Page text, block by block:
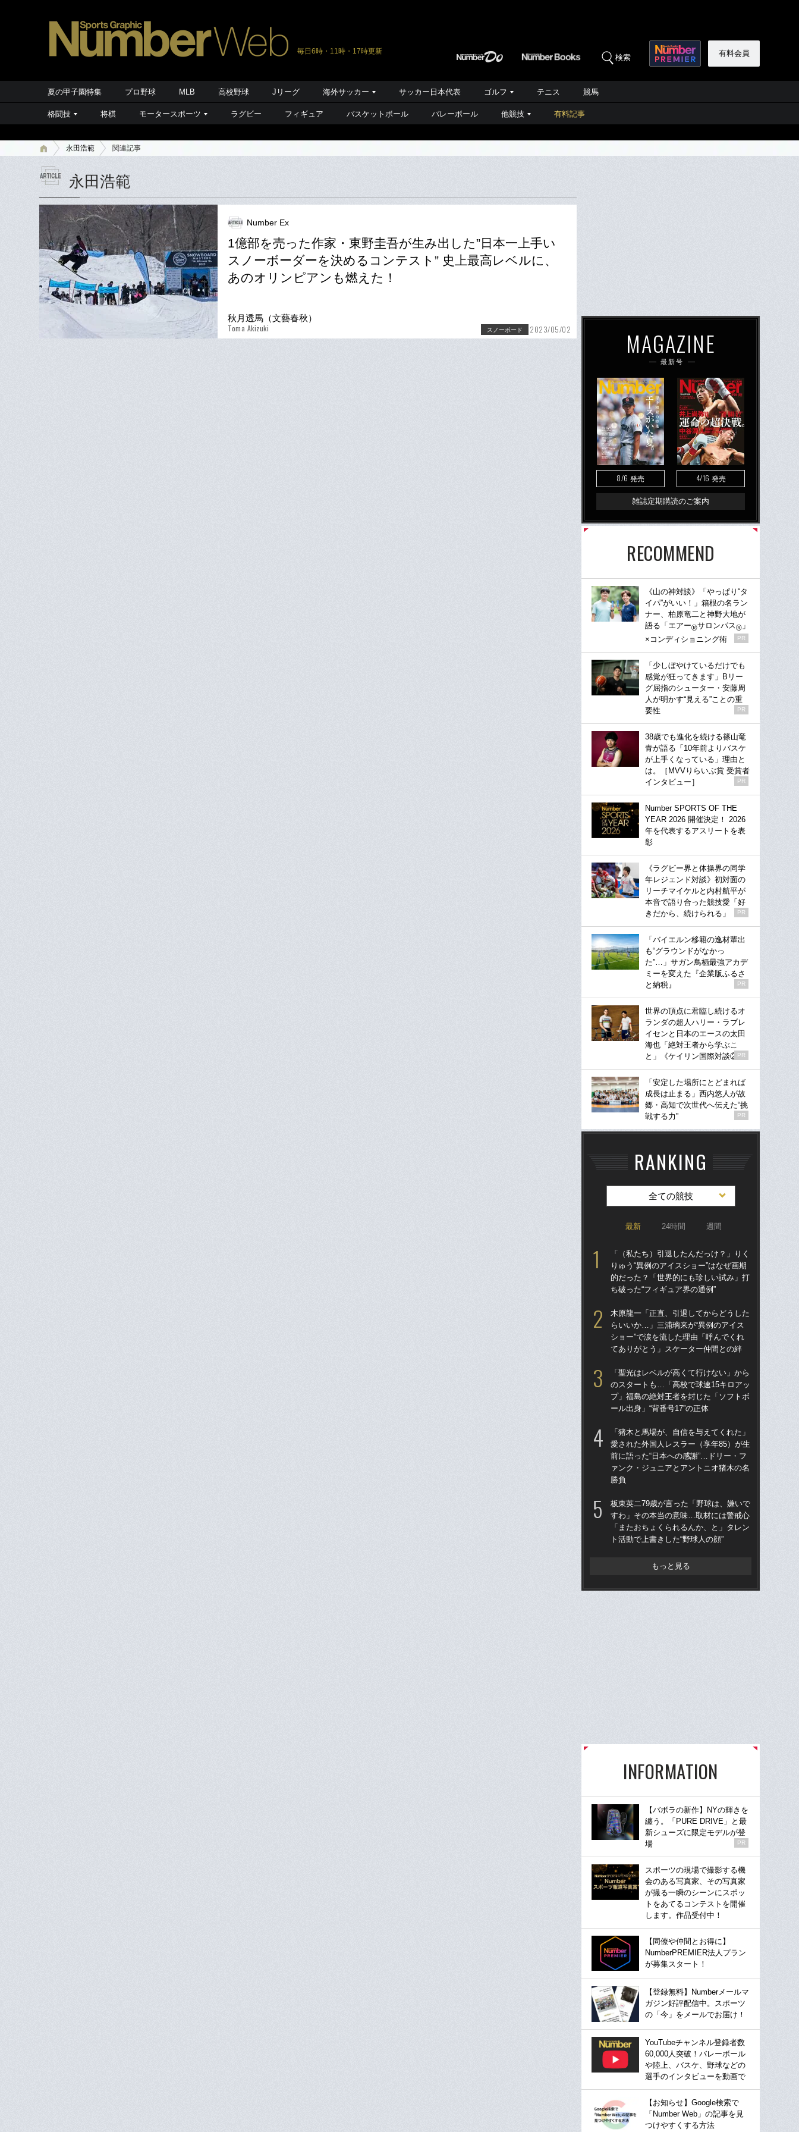
毎日6時・11時・17時更新
検索 有料会員
夏の甲子園特集 プロ野球 MLB 高校野球 Jリーグ 海外サッカー サッカー日本代表 ゴルフ テニス 競馬
格闘技 将棋 モータースポーツ ラグビー フィギュア バスケットボール バレーボール 他競技 有料記事
永田浩範 関連記事
永田浩範
Number Ex
1億部を売った作家・東野圭吾が生み出した”日本一上手い
スノーボーダーを決めるコンテスト” 史上最高レベルに、
あのオリンピアンも燃えた！
秋月透馬（文藝春秋）
Toma Akizuki スノーボード 2023/05/02 MAGAZINE
最新号
8/6 発売 4/16 発売
雑誌定期購読のご案内
RECOMMEND
《山の神対談》「やっぱり“タ
イパ”がいい！」箱根の名ラン
ナー、柏原竜二と神野大地が
語る「エアー®サロンパス® 」
×コンディショニング術
PR
「少しぼやけているだけでも
感覚が狂ってきます」Bリー
グ屈指のシューター・安藤周
人が明かす“見える”ことの重
要性
PR
38歳でも進化を続ける篠山竜
青が語る「10年前よりバスケ
が上手くなっている」理由と
は。［MVVりらいぶ賞 受賞者
インタビュー］
PR
Number SPORTS OF THE
YEAR 2026 開催決定！ 2026
年を代表するアスリートを表
彰
《ラグビー界と体操界の同学
年レジェンド対談》初対面の
リーチマイケルと内村航平が
本音で語り合った競技愛「好
きだから、続けられる」
PR
「バイエルン移籍の逸材輩出
も“グラウンドがなかっ
た”…」サガン鳥栖最強アカデ
ミーを変えた『企業版ふるさ
と納税』
PR
世界の頂点に君臨し続けるオ
ランダの超人ハリー・ラブレ
イセンと日本のエースの太田
海也「絶対王者から学ぶこ
と」《ケイリン国際対談②》
PR
「安定した場所にとどまれば
成長は止まる」西内悠人が故
郷・高知で次世代へ伝えた“挑
戦する力”
PR
RANKING
全ての競技
最新 24時間 週間
「（私たち）引退したんだっけ？」りく
りゅう“異例のアイスショー”はなぜ画期
的だった？「世界的にも珍しい試み」打
ち破った“フィギュア界の通例”
木原龍一「正直、引退してからどうした
らいいか…」三浦璃来が“異例のアイス
ショー”で涙を流した理由「呼んでくれ
てありがとう」スケーター仲間との絆
「聖光はレベルが高くて行けない」から
のスタートも…「高校で球速15キロアッ
プ」福島の絶対王者を封じた「ソフトボ
ール出身」“背番号17”の正体
「猪木と馬場が、自信を与えてくれた」
愛された外国人レスラー（享年85）が生
前に語った“日本への感謝”…ドリー・フ
ァンク・ジュニアとアントニオ猪木の名
勝負
板東英二79歳が言った「野球は、嫌いで
すわ」その本当の意味…取材には警戒心
「またおちょくられるんか、と」タレン
ト活動で上書きした“野球人の顔”
もっと見る
INFORMATION
【バボラの新作】NYの輝きを
纏う。「PURE DRIVE」と最
新シューズに限定モデルが登
場
PR
スポーツの現場で撮影する機
会のある写真家、その写真家
が撮る一瞬のシーンにスポッ
トをあてるコンテストを開催
します。作品受付中！
【同僚や仲間とお得に】
NumberPREMIER法人プラン
が募集スタート！
【登録無料】Numberメールマ
ガジン好評配信中。スポーツ
の「今」をメールでお届け！
YouTubeチャンネル登録者数
60,000人突破！バレーボール
や陸上、バスケ、野球などの
選手のインタビューを動画で
【お知らせ】Google検索で
「Number Web」の記事を見
つけやすくする方法